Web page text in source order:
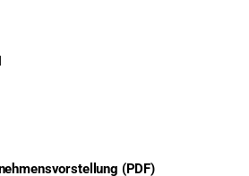
(PDF)